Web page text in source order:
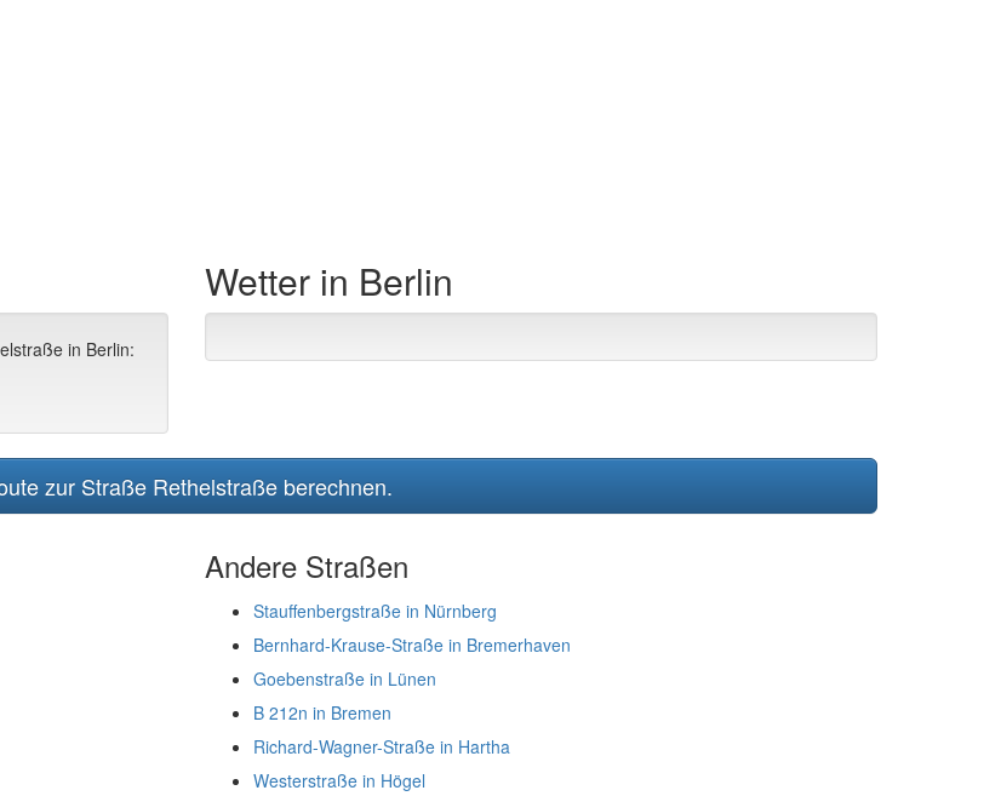
in Berlin:
Wetter in Berlin
zur Straße Rethelstraße berechnen.
Andere Straßen
Stauffenbergstraße in Nürnberg
Bernhard-Krause-Straße in Bremerhaven
Goebenstraße in Lünen
B 212n in Bremen
Richard-Wagner-Straße in Hartha
Westerstraße in Högel